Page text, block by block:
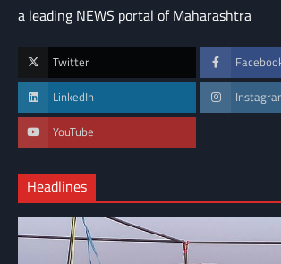
a leading NEWS portal of Maharashtra
Twitter
LinkedIn
YouTube
Headlines